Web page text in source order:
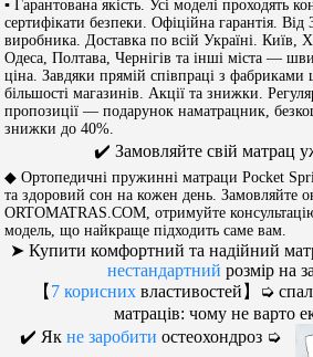
▪︎ Гарантована якість. Усі моделі проходять
сертифікати безпеки. Офіційна гарантія.
виробника. Доставка по всій Україні. Київ,
Одеса, Полтава, Чернігів та інші міста —
ціна. Завдяки прямій співпраці з
більшості магазинів. Акції та знижки.
пропозиції — подарунок наматрацник,
знижки до 40%.
✔️ Замовляйте свій матрац
◆ Ортопедичні пружинні матраци Pocket
та здоровий сон на кожен день. Замовляйте
ORTOMATRAS.COM, отримуйте
модель, що найкраще підходить саме вам.
➤ Купити комфортний та надійний
нестандартний розмір на
【 7 корисних властивостей】➭
матраців: чому не варто
✔️ Як не заробити остеохондроз ➭